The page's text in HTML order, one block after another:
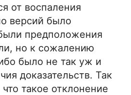
от воспаления
версий было
предположения
но к сожалению
было не так уж и
доказательств. Так
такое отклонение